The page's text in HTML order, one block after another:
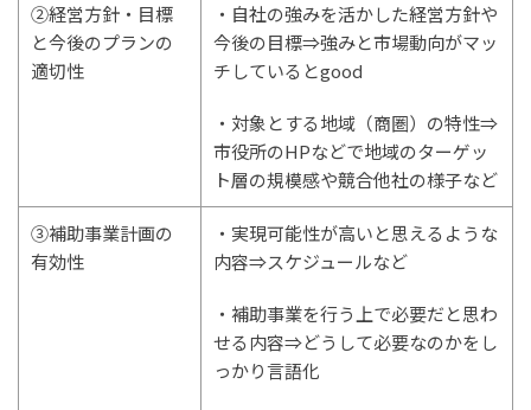
②経営方針・目標
と今後のプランの
適切性
・自社の強みを活かした経営方針や
今後の目標⇒強みと市場動向がマッ
チしているとgood
・対象とする地域（商圏）の特性⇒
市役所のHPなどで地域のターゲッ
ト層の規模感や競合他社の様子など
③補助事業計画の
有効性
・実現可能性が高いと思えるような
内容⇒スケジュールなど
・補助事業を行う上で必要だと思わ
せる内容⇒どうして必要なのかをし
っかり言語化